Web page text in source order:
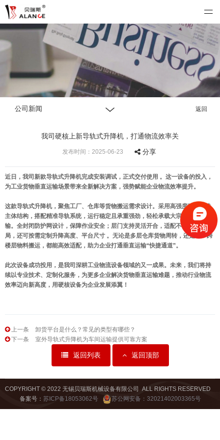
公司新闻 返回
我司硬核上新导轨式升降机，打通物流效率关
发布时间：2025-06-23 分享
近日，我司新款导轨式升降机完成安装调试，正式交付使用 。这一设备的投入，
为工业货物垂直运输场景带来全新解决方案，强势赋能企业物流效率提升。
这款导轨式升降机，聚焦工厂、仓库等货物搬运需求设计。采用高强度钢材打造
主体结构，搭配精准导轨系统，运行稳定且承重强劲，轻松承载大宗货物垂直运
输。全封闭防护网设计，保障作业安全；层门支持灵活开合，适配不同场地布
局，还可按需定制升降高度、平台尺寸 。无论是多层仓库货物周转，还是工厂跨
楼层物料搬运，都能高效适配，助力企业打通垂直运输“快捷通道”。
此次设备成功投用，是我司深耕工业物流设备领域的又一成果。未来，我们将持
续以专业技术、定制化服务，为更多企业解决货物垂直运输难题，推动行业物流
效率迈向新高度，用硬核设备为企业发展添翼！
上一条
卸货平台是什么？常见的类型有哪些？
下一条
室外导轨式升降机为车间运输提供可靠方案
返回列表 返回顶部
COPYRIGHT © 2022 无锡贝瑞斯机械设备有限公司 ALL RIGHTS RESERVED
备案号： 苏ICP备18053062号 苏公网安备：32021402003365号